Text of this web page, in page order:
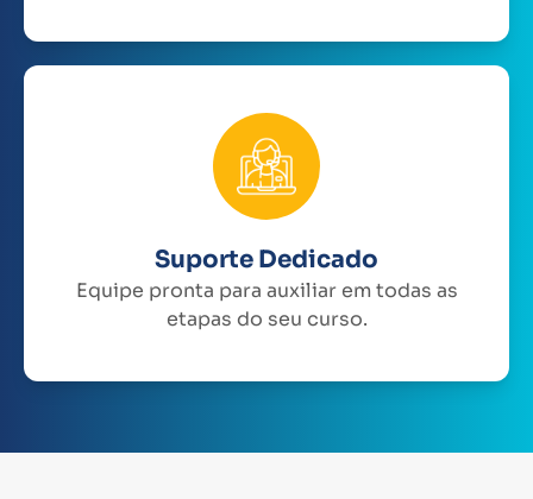
Suporte Dedicado
Equipe pronta para auxiliar em todas as
etapas do seu curso.